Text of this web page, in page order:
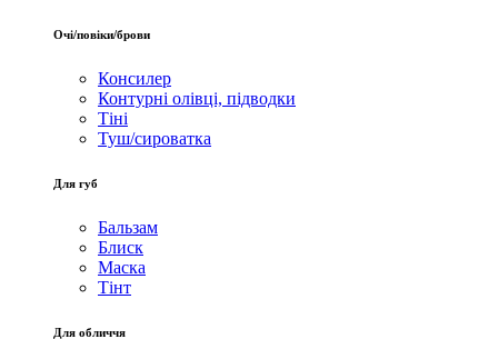
Очі/повіки/брови
Консилер
Контурні олівці, підводки
Тіні
Туш/сироватка
Для губ
Бальзам
Блиск
Маска
Тінт
Для обличчя